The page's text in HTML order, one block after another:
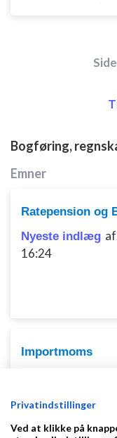
Bogføring,
Emner
Ratepension og
Nyeste indlæg af
16:24
Importmoms
Privatindstillinger
Ved at klikke på